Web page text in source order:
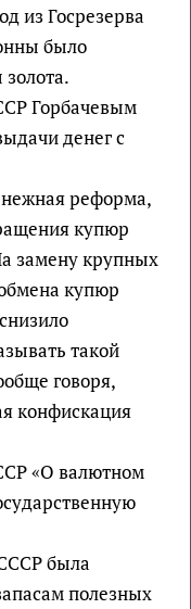
из Госрезерва
было
Горбачевым
денег с
реформа,
купюр
замену крупных
купюр
такой
говоря,
конфискация
«О валютном
была
полезных